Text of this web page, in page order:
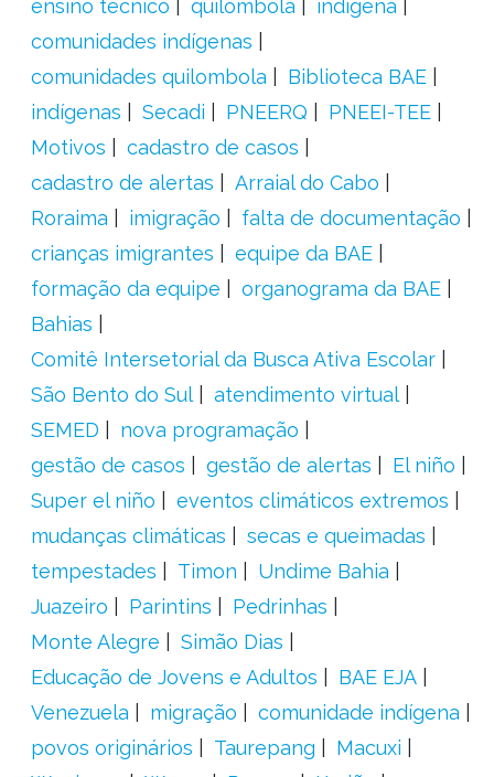
ensino técnico
quilombola
indígena
comunidades indígenas
comunidades quilombola
Biblioteca BAE
indígenas
Secadi PNEERQ
PNEEI-TEE
Motivos
cadastro de casos
cadastro de alertas
Arraial do Cabo
Roraima
imigração
falta de documentação
crianças imigrantes
equipe da BAE
formação da equipe
organograma da BAE
Bahias
Comitê Intersetorial da Busca Ativa Escolar
São Bento do Sul
atendimento virtual
SEMED
nova programação
gestão de casos
gestão de alertas
El niño
Super el niño
eventos climáticos extremos
mudanças climáticas
secas e queimadas
tempestades
Timon
Undime Bahia
Juazeiro
Parintins
Pedrinhas
Monte Alegre
Simão Dias
Educação de Jovens e Adultos
BAE EJA
Venezuela
migração
comunidade indígena
povos originários
Taurepang
Macuxi